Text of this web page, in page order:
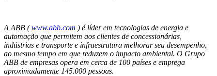
A ABB (www.abb.com ) é líder em tecnologias de energia e
automação que permitem aos clientes de concessionárias,
indústrias e transporte e infraestrutura melhorar seu desempenho,
ao mesmo tempo em que reduzem o impacto ambiental. O Grupo
ABB de empresas opera em cerca de 100 países e emprega
aproximadamente 145.000 pessoas.